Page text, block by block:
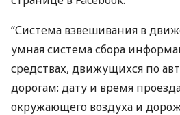
“Система взвешивания в
умная система сбора
средствах, движущихся по
дорогам: дату и время
окружающего воздуха и